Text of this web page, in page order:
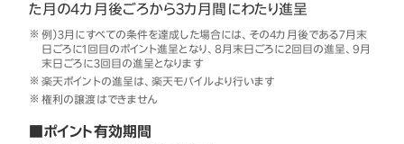
た月の4カ月後ごろから3カ月間にわたり進呈
例）3月にすべての条件を達成した場合には、その4カ月後である7月末
日ごろに1回目のポイント進呈となり、8月末日ごろに2回目の進呈、9月
末日ごろに3回目の進呈となります
楽天ポイントの進呈は、楽天モバイルより行います
権利の譲渡はできません
■ポイント有効期間